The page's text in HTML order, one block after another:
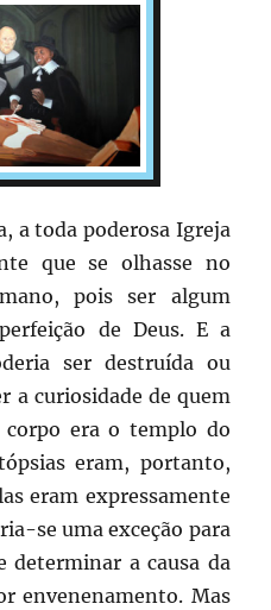
a toda poderosa Igreja
que se olhasse no
pois ser algum
de Deus. E a
ser destruída ou
a curiosidade de quem
era o templo do
eram, portanto,
eram expressamente
se uma exceção para
determinar a causa da
envenenamento. Mas